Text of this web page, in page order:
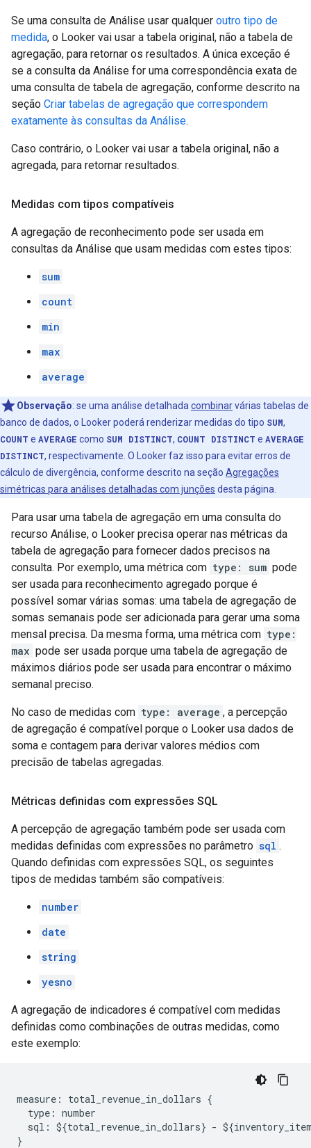
Se uma consulta de Análise usar qualquer outro tipo de
medida, o Looker vai usar a tabela original, não a tabela de
agregação, para retornar os resultados. A única exceção é
se a consulta da Análise for uma correspondência exata de
uma consulta de tabela de agregação, conforme descrito na
seção Criar tabelas de agregação que correspondem
exatamente às consultas da Análise.
Caso contrário, o Looker vai usar a tabela original, não a
agregada, para retornar resultados.
Medidas com tipos compatíveis
A agregação de reconhecimento pode ser usada em
consultas da Análise que usam medidas com estes tipos:
sum
count
min
max
average
Observação: se uma análise detalhadacombinarvárias tabelas de
banco de dados, o Looker poderá renderizar medidas do tipo SUM,
COUNT e AVERAGE como SUM DISTINCT, COUNT DISTINCT e AVERAGE
DISTINCT, respectivamente. O Looker faz isso para evitar erros de
cálculo de divergência, conforme descrito na seção Agregações
simétricas para análises detalhadas com junções desta página.
Para usar uma tabela de agregação em uma consulta do
recurso Análise, o Looker precisa operar nas métricas da
tabela de agregação para fornecer dados precisos na
consulta. Por exemplo, uma métrica com type: sum pode
ser usada para reconhecimento agregado porque é
possível somar várias somas: uma tabela de agregação de
somas semanais pode ser adicionada para gerar uma soma
mensal precisa. Da mesma forma, uma métrica com type:
max pode ser usada porque uma tabela de agregação de
máximos diários pode ser usada para encontrar o máximo
semanal preciso.
No caso de medidas com type: average , a percepção
de agregação é compatível porque o Looker usa dados de
soma e contagem para derivar valores médios com
precisão de tabelas agregadas.
Métricas definidas com expressões SQL
A percepção de agregação também pode ser usada com
medidas definidas com expressões no parâmetro sql .
Quando definidas com expressões SQL, os seguintes
tipos de medidas também são compatíveis:
number
date
string
yesno
A agregação de indicadores é compatível com medidas
definidas como combinações de outras medidas, como
este exemplo:
measure: total_revenue_in_dollars {
  type: number
sql: ${total_revenue_in_dollars} -